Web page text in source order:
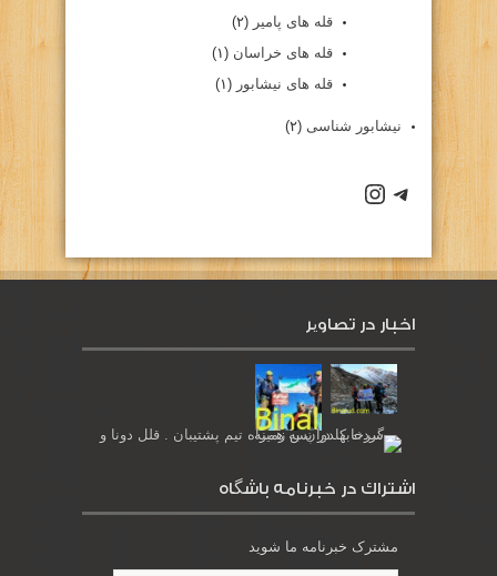
قله های پامیر (۲)
قله های خراسان (۱)
قله های نیشابور (۱)
نیشابور شناسی (۲)
كانال تلگرام باشگاه
صفحه اينستاگرام باشگاه
اخبار در تصاویر
اشتراك در خبرنامه باشگاه
مشترک خبرنامه ما شوید